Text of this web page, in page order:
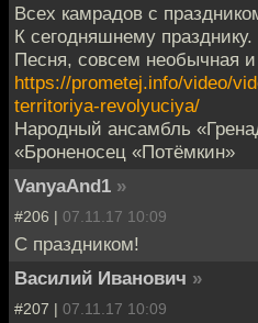
Всех камрадов с
К сегодняшнему празднику.
Песня, совсем необычная и
https://prometej.info/video/
territoriya-revolyuciya/
Народный ансамбль
«Броненосец «Потёмкин»
VanyaAnd1 »
#206 | 07.11.17 10:09
С праздником!
Василий Иванович »
#207 | 07.11.17 10:09